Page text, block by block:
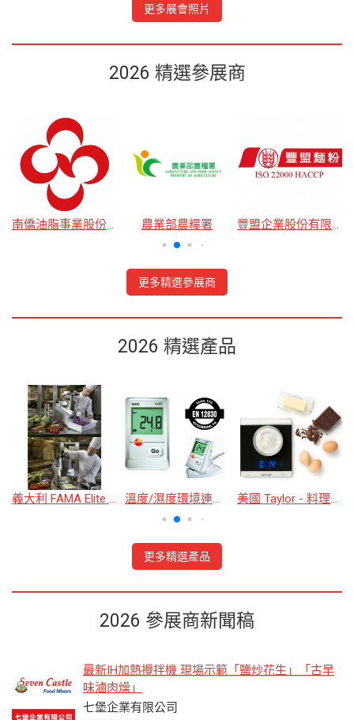
更多展會照片
2026 精選參展商
南僑油脂事業股份有限公司 農業部農糧署 豐盟企業股份有限公司
更多精選參展商
2026 精選產品
義大利 FAMA Elite Pro 商用蔬菜處理機 (保固) 304不鏽鋼 切菜機 刨絲機 切丁 餐廳 中央廚房 溫度/濕度環境連續監測記錄儀 美國 Taylor - 料理電子秤(15kg)
更多精選產品
2026 參展商新聞稿
最新IH加熱攪拌機 現場示範「鹽炒花生」「古早
味滷肉燥」
七堡企業有限公司